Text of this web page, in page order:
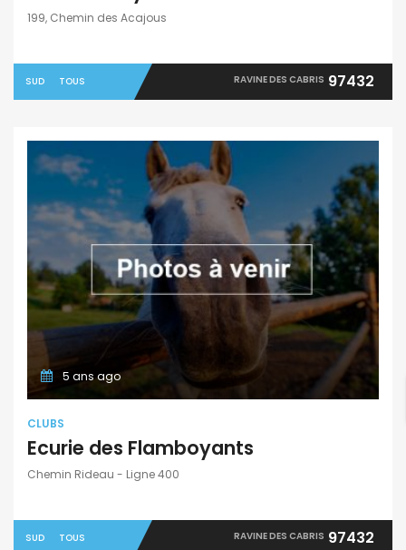
199, Chemin des Acajous
SUD TOUS RAVINE DES CABRIS 97432
5 ans ago
CLUBS
Ecurie des Flamboyants
Chemin Rideau - Ligne 400
SUD TOUS RAVINE DES CABRIS 97432